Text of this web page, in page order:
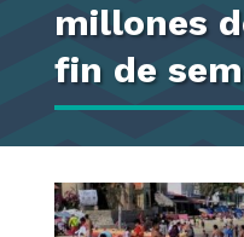
millones
fin de